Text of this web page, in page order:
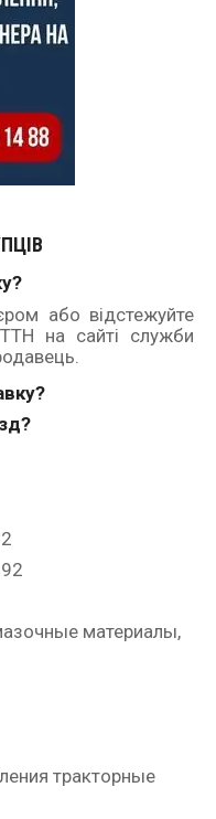
або відстежуйте
на сайті служби
материалы,
тракторные